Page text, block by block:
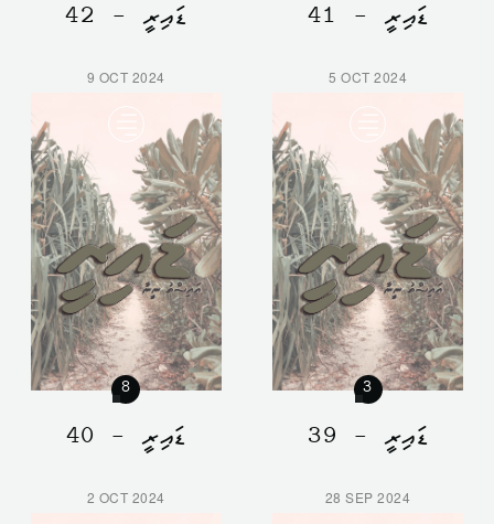
ޑައިރީ - 42 ޑައިރީ - 41
9 OCT 2024
8
ޑައިރީ - 40
5 OCT 2024
3
ޑައިރީ - 39
2 OCT 2024 28 SEP 2024